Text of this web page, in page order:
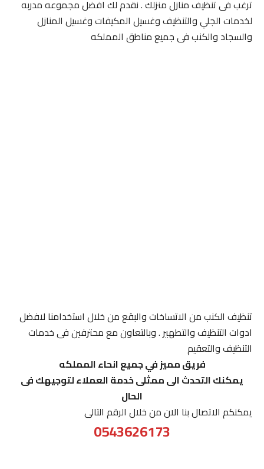
ترغب فى تنظيف منازل منزلك . نقدم لك افضل مجموعه مدربه
لخدمات الجلي والتنظيف وغسيل المكيفات وغسيل المنازل
والسجاد والكنب فى جميع مناطق المملكه
تنظيف الكنب من الاتساخات والبقع من خلال استخدامنا لافضل
ادوات التنظيف والتطهير . وبالتعاون مع محترفين فى خدمات
التنظيف والتعقيم
فريق مميز في جميع انحاء المملكه
يمكنك التحدث الى ممثلى خدمة العملاء لتوجيهك فى
الحال
يمكنكم الاتصال بنا الان من خلال الرقم التالى
0543626173